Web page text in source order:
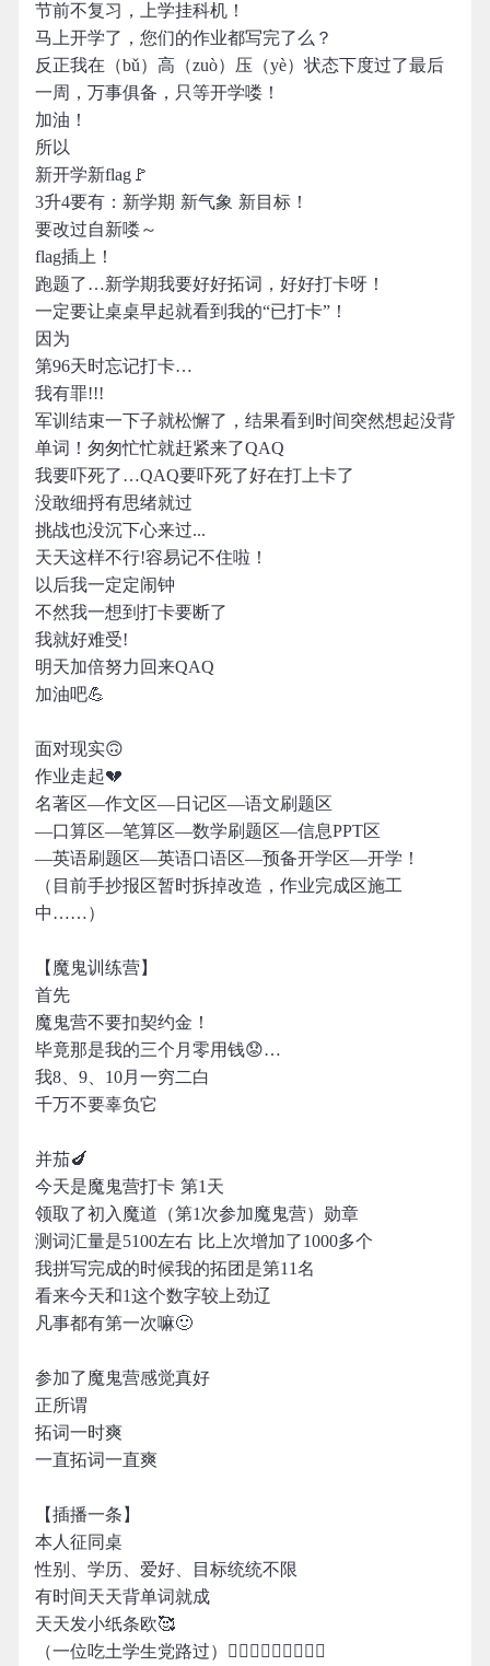
节前不复习，上学挂科机！
马上开学了，您们的作业都写完了么？
反正我在（bǔ）高（zuò）压（yè）状态下度过了最后
一周，万事俱备，只等开学喽！
加油！
所以
新开学新flag🚩
3升4要有：新学期 新气象 新目标！
要改过自新喽～
flag插上！
跑题了…新学期我要好好拓词，好好打卡呀！
一定要让桌桌早起就看到我的“已打卡”！
因为
第96天时忘记打卡…
我有罪!!!
军训结束一下子就松懈了，结果看到时间突然想起没背
单词！匆匆忙忙就赶紧来了QAQ
我要吓死了…QAQ要吓死了好在打上卡了
没敢细捋有思绪就过
挑战也没沉下心来过...
天天这样不行!容易记不住啦！
以后我一定定闹钟
不然我一想到打卡要断了
我就好难受!
明天加倍努力回来QAQ
加油吧💪
面对现实🙃
作业走起💔
名著区—作文区—日记区—语文刷题区
—口算区—笔算区—数学刷题区—信息PPT区
—英语刷题区—英语口语区—预备开学区—开学！
（目前手抄报区暂时拆掉改造，作业完成区施工
中……）
【魔鬼训练营】
首先
魔鬼营不要扣契约金！
毕竟那是我的三个月零用钱😟…
我8、9、10月一穷二白
千万不要辜负它
并茄🍆
今天是魔鬼营打卡 第1天
领取了初入魔道（第1次参加魔鬼营）勋章
测词汇量是5100左右 比上次增加了1000多个
我拼写完成的时候我的拓团是第11名
看来今天和1这个数字较上劲辽
凡事都有第一次嘛🙂
参加了魔鬼营感觉真好
正所谓
拓词一时爽
一直拓词一直爽
【插播一条】
本人征同桌
性别、学历、爱好、目标统统不限
有时间天天背单词就成
天天发小纸条欧🥰
（一位吃土学生党路过）🚶🏻‍♀️🚶🏻‍♀️🚶🏻‍♀️